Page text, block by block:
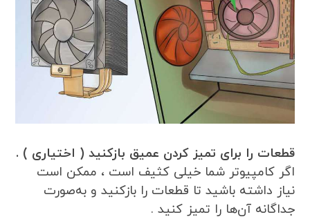
قطعات را برای تمیز کردن عمیق بازکنید ( اختیاری ) .
اگر کامپیوتر شما خیلی کثیف است ، ممکن است
نیاز داشته باشید تا قطعات را بازکنید و به‌صورت
جداگانه آن‌ها را تمیز کنید .